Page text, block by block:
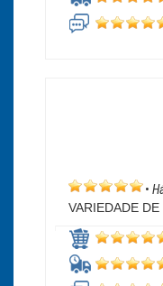
•
VARIEDADE